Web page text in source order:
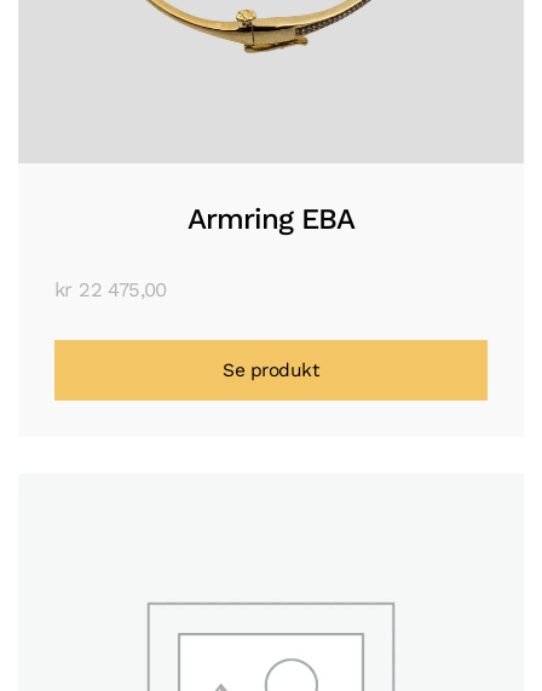
Armring EBA
kr 22 475,00
Se produkt